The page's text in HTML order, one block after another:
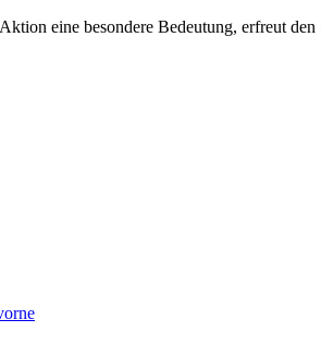
eine besondere Bedeutung, erfreut